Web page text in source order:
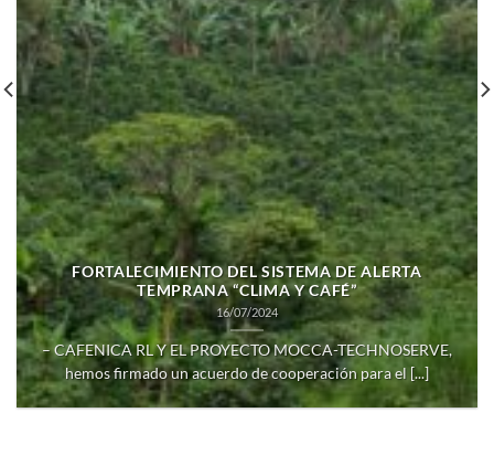
FORTALECIMIENTO DEL SISTEMA DE ALERTA
TEMPRANA “CLIMA Y CAFÉ”
16/07/2024
– CAFENICA RL Y EL PROYECTO MOCCA-TECHNOSERVE,
hemos firmado un acuerdo de cooperación para el [...]